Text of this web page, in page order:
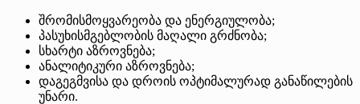
შრომისმოყვარეობა და ენერგიულობა;
პასუხისმგებლობის მაღალი გრძნობა;
სხარტი აზროვნება;
ანალიტიკური აზროვნება;
დაგეგმვისა და დროის ოპტიმალურად განაწილების
უნარი.